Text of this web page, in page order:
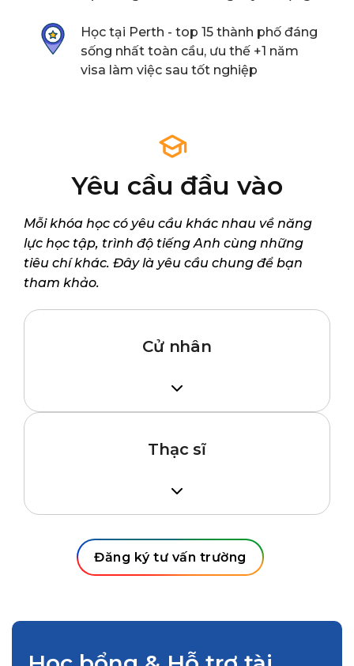
Học tại Perth - top 15 thành phố đáng
sống nhất toàn cầu, ưu thế +1 năm
visa làm việc sau tốt nghiệp
Yêu cầu đầu vào
Mỗi khóa học có yêu cầu khác nhau về năng
lực học tập, trình độ tiếng Anh cùng những
tiêu chí khác. Đây là yêu cầu chung để bạn
tham khảo.
Cử nhân
Hoàn thành năm 1, 2 Đại học tại Việt
Hoàn thành khóa Dự bị đại học hoặc
Diploma tại Úc
IELTS 6.5 (không kỹ năng nào dưới 6.0)
hoặc tương đương
Thạc sĩ
hoặc tương đương; một số chương trình
yêu cầu IELTS cao hơn
Đăng ký tư vấn trường